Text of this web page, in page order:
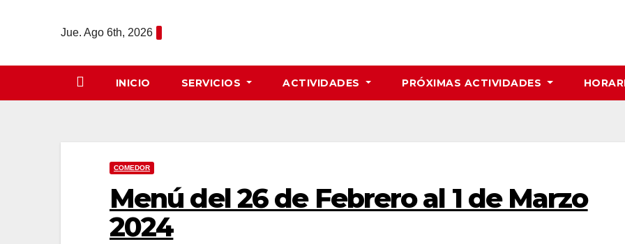
Jue. Ago 6th, 2026
INICIO SERVICIOS ACTIVIDADES PRÓXIMAS ACTIVIDADES
COMEDOR
Menú del 26 de Febrero al 1 de Marzo
2024